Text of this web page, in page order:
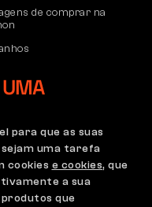
de comprar na
e pagamento
no B2B
e garantia
UMA
para que as suas
sejam uma tarefa
cookies e cookies, que
a sua
que